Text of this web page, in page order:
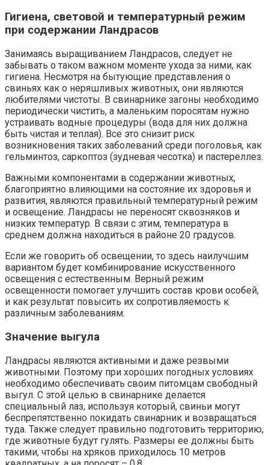
Гигиена, световой и температурный режим
при содержании Ландрасов
Занимаясь выращиванием Ландрасов, следует не
забывать о таком важном моменте ухода за ними, как
гигиена. Несмотря на бытующие представления о
свиньях как о неряшливых животных, они являются
любителями чистоты. В свинарнике загоны необходимо
периодически чистить, а маленьким поросятам нужно
устраивать водные процедуры (вода для них должна
быть чистая и теплая). Все это снизит риск
возникновения таких заболеваний среди поголовья, как
гельминтоз, саркоптоз (зудневая чесотка) и пастереллез.
Важными компонентами в содержании животных,
благоприятно влияющими на состояние их здоровья и
развития, являются правильный температурный режим
и освещение. Ландрасы не переносят сквозняков и
низких температур. В связи с этим, температура в
среднем должна находиться в районе 20 градусов.
Если же говорить об освещении, то здесь наилучшим
вариантом будет комбинирование искусственного
освещения с естественным. Верный режим
освещенности помогает улучшить состав крови особей,
и как результат повысить их сопротивляемость к
различным заболеваниям.
Значение выгула
Ландрасы являются активными и даже резвыми
животными. Поэтому при хороших погодных условиях
необходимо обеспечивать своим питомцам свободный
выгул. С этой целью в свинарнике делается
специальный лаз, используя который, свиньи могут
беспрепятственно покидать свинарник и возвращаться
туда. Также следует правильно подготовить территорию,
где животные будут гулять. Размеры ее должны быть
такими, чтобы на хряков приходилось 10 метров